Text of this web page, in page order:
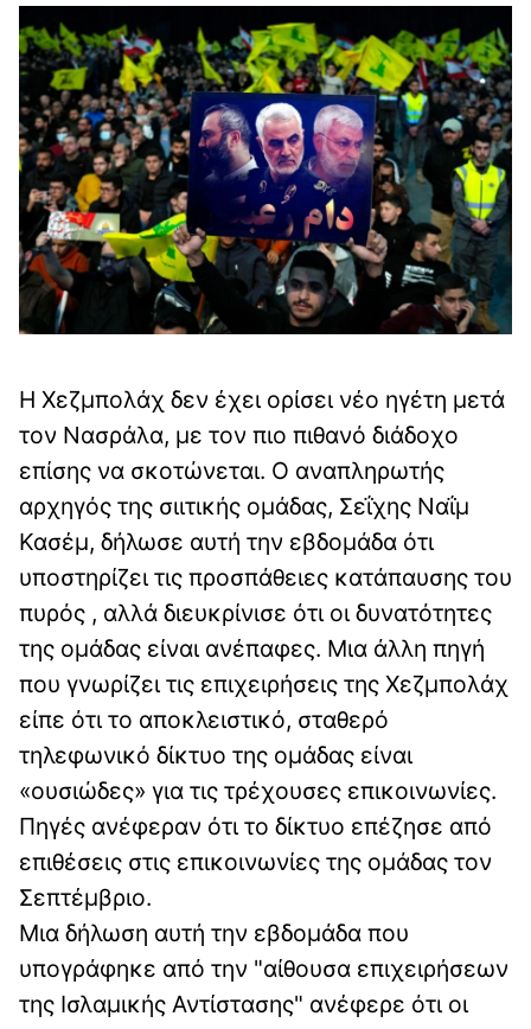
Η Χεζμπολάχ δεν έχει ορίσει νέο ηγέτη μετά
τον Νασράλα, με τον πιο πιθανό διάδοχο
επίσης να σκοτώνεται. Ο αναπληρωτής
αρχηγός της σιιτικής ομάδας, Σεΐχης Ναΐμ
Κασέμ, δήλωσε αυτή την εβδομάδα ότι
υποστηρίζει τις προσπάθειες κατάπαυσης του
πυρός , αλλά διευκρίνισε ότι οι δυνατότητες
της ομάδας είναι ανέπαφες. Μια άλλη πηγή
που γνωρίζει τις επιχειρήσεις της Χεζμπολάχ
είπε ότι το αποκλειστικό, σταθερό
τηλεφωνικό δίκτυο της ομάδας είναι
«ουσιώδες» για τις τρέχουσες επικοινωνίες.
Πηγές ανέφεραν ότι το δίκτυο επέζησε από
επιθέσεις στις επικοινωνίες της ομάδας τον
Σεπτέμβριο.
Μια δήλωση αυτή την εβδομάδα που
υπογράφηκε από την "αίθουσα επιχειρήσεων
της Ισλαμικής Αντίστασης" ανέφερε ότι οι